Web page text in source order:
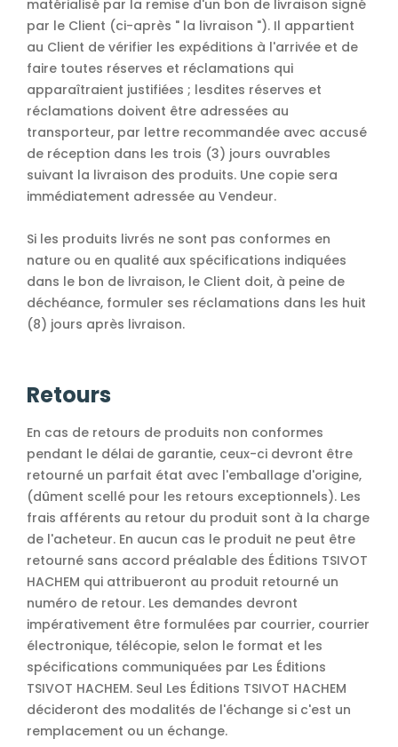
matérialisé par la remise d'un bon de livraison signé
par le Client (ci-après " la livraison "). Il appartient
au Client de vérifier les expéditions à l'arrivée et de
faire toutes réserves et réclamations qui
apparaîtraient justifiées ; lesdites réserves et
réclamations doivent être adressées au
transporteur, par lettre recommandée avec accusé
de réception dans les trois (3) jours ouvrables
suivant la livraison des produits. Une copie sera
immédiatement adressée au Vendeur.
Si les produits livrés ne sont pas conformes en
nature ou en qualité aux spécifications indiquées
dans le bon de livraison, le Client doit, à peine de
déchéance, formuler ses réclamations dans les huit
(8) jours après livraison.
Retours
En cas de retours de produits non conformes
pendant le délai de garantie, ceux-ci devront être
retourné un parfait état avec l'emballage d'origine,
(dûment scellé pour les retours exceptionnels). Les
frais afférents au retour du produit sont à la charge
de l'acheteur. En aucun cas le produit ne peut être
retourné sans accord préalable des Éditions TSIVOT
HACHEM qui attribueront au produit retourné un
numéro de retour. Les demandes devront
impérativement être formulées par courrier, courrier
électronique, télécopie, selon le format et les
spécifications communiquées par Les Éditions
TSIVOT HACHEM. Seul Les Éditions TSIVOT HACHEM
décideront des modalités de l'échange si c'est un
remplacement ou un échange.